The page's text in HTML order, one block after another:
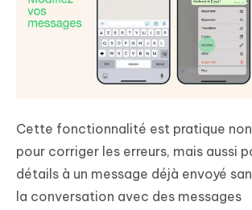
Cette fonctionnalité est pratique
pour corriger les erreurs, mais aussi
détails à un message déjà envoyé
la conversation avec des messages